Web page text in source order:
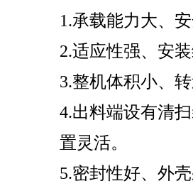
1.承载能力大、
2.适应性强、安
3.整机体积小、
4.出料端设有清
置灵活。
5.密封性好、外